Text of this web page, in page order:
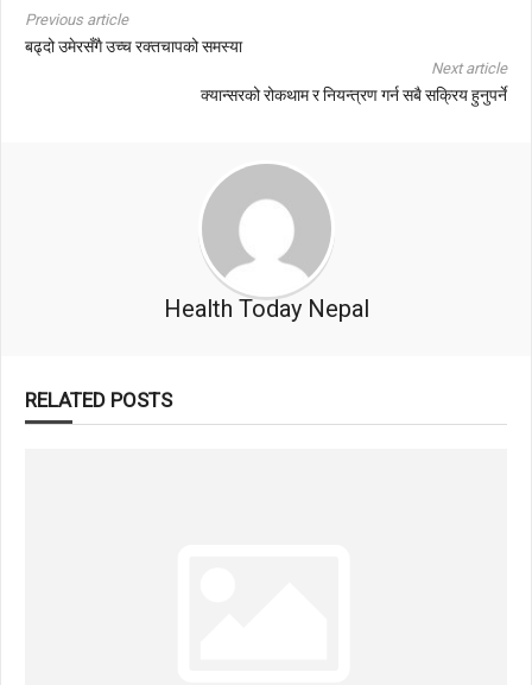
Previous article
बढ्दो उमेरसँगै उच्च रक्तचापको समस्या
Next article
क्यान्सरको रोकथाम र नियन्त्रण गर्न सबै सक्रिय हुनुपर्ने
Health Today Nepal
RELATED POSTS